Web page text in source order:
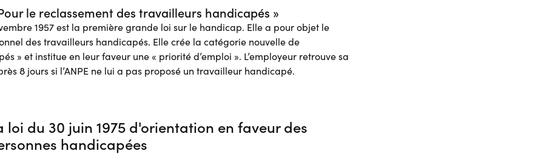
le reclassement des travailleurs handicapés »
1957 est la première grande loi sur le handicap. Elle a pour objet le
des travailleurs handicapés. Elle crée la catégorie nouvelle de
» et institue en leur faveur une « priorité d’emploi ». L’employeur retrouve sa
8 jours si l’ANPE ne lui a pas proposé un travailleur handicapé.
loi du 30 juin 1975 d'orientation en faveur des
handicapées